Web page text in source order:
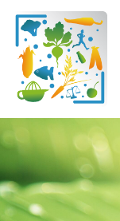
Aller
au
contenu